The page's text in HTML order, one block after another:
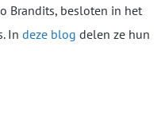
Brandits, besloten in het
In deze blog delen ze hun